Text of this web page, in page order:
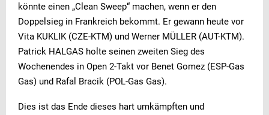
könnte einen „Clean Sweep“ machen, wenn er den
Doppelsieg in Frankreich bekommt. Er gewann heute vor
Vita KUKLIK (CZE-KTM) und Werner MÜLLER (AUT-KTM).
Patrick HALGAS holte seinen zweiten Sieg des
Wochenendes in Open 2-Takt vor Benet Gomez (ESP-Gas
Gas) und Rafal Bracik (POL-Gas Gas).
Dies ist das Ende dieses hart umkämpften und